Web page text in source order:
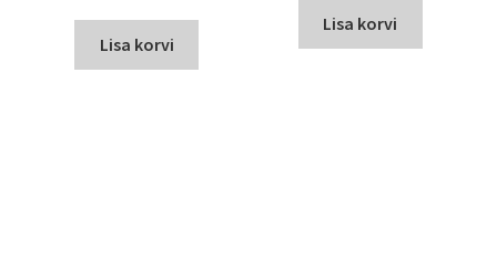
Lisa korvi
Lisa korvi